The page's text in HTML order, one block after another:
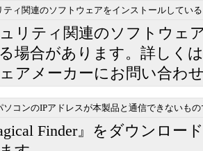
ティ関連のソフトウェアをインストールしてい
リティ関連のソフトウェ
場合があります。詳しく
ェアメーカーにお問い合わ
ソコンのIPアドレスが本製品と通信できないも
Finder』をダウンロ